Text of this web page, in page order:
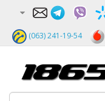
(063) 241-19-54